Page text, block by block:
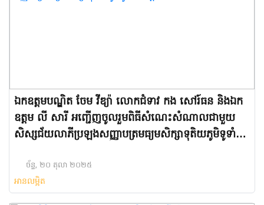
ឯកឧត្តមបណ្ឌិត ចែម វីឌ្យ៉ា លោកជំទាវ កង សៅរ៍ធន និងឯក
ឧត្តម លី សារី អញ្ជើញចូលរួមពិធីសំណេះសំណាលជាមួយ
សិស្សជ័យលាភីប្រឡងសញ្ញាបត្រមធ្យមសិក្សាទុតិយភូមិទូទាំង
ច័ន្ទ, ២០ តុលា ២០២៥
អានលម្អិត